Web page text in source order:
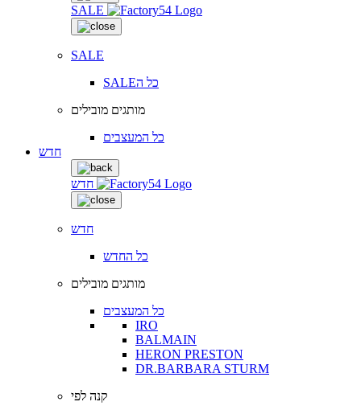
SALE
SALE
SALEכל ה
מותגים מובילים
כל המעצבים
חדש
חדש
חדש
כל החדש
מותגים מובילים
כל המעצבים
IRO
BALMAIN
HERON PRESTON
DR.BARBARA STURM
קנה לפי